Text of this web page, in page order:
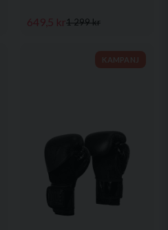
1 299 kr
649,5 kr
KAMPANJ